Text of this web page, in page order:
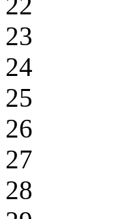
23
24
25
26
27
28